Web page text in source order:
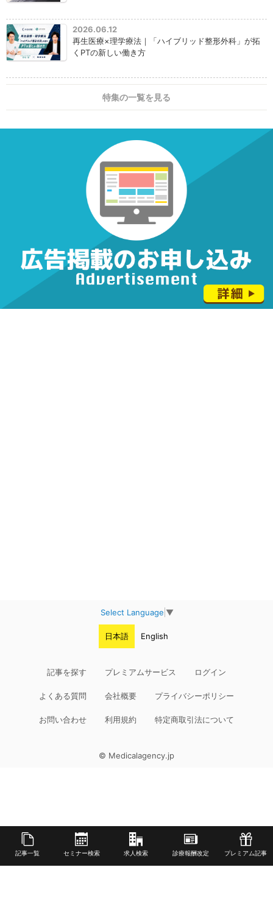
記事一覧 セミナー検索 求人検索 診療報酬改定 プレミアム記事
2026.06.12
再生医療×理学療法｜「ハイブリッド整形外科」が拓
くPTの新しい働き方
特集の一覧を見る
Select Language ▼
日本語 English
記事を探す プレミアムサービス ログイン
よくある質問 会社概要 プライバシーポリシー
お問い合わせ 利用規約 特定商取引法について
© Medicalagency.jp